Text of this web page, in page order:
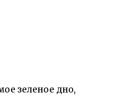
зеленое дно,